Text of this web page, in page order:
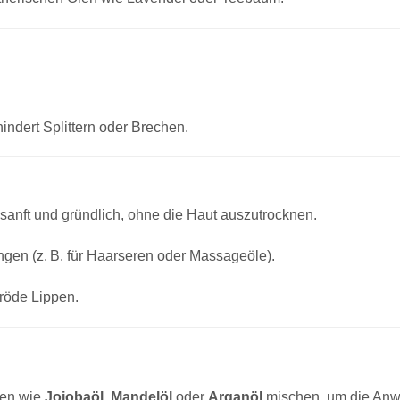
Splittern oder Brechen.
und gründlich, ohne die Haut auszutrocknen.
(z. B. für Haarseren oder Massageöle).
Lippen.
wie Jojobaöl Mandelöl oder Arganöl mischen, um die